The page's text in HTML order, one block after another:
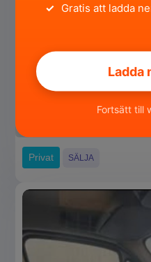
Mercedes Sprinter
Uppsala län, Tierp ·för 3
Privat SÄLJA
✓ Gratis att ladda
Ladda
Fortsätt till